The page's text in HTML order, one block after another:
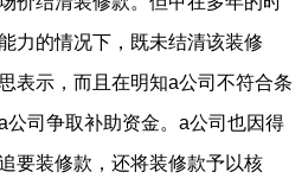
力的情况下，既未结清该装修
表示，而且在明知a公司不符合条
司争取补助资金。a公司也因得
要装修款，还将装修款予以核